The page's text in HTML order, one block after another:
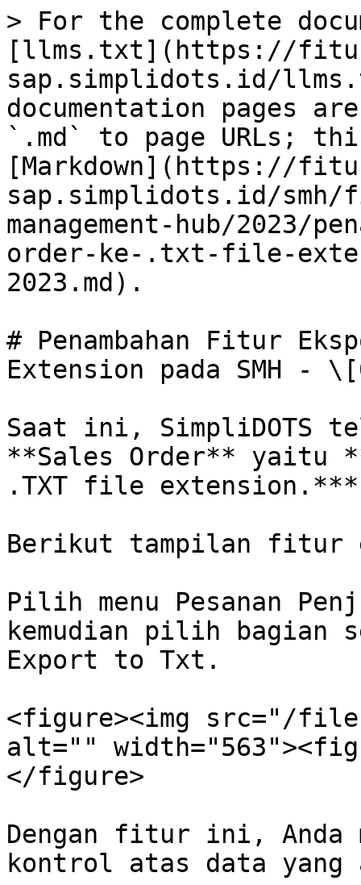
> For the complete
[llms.txt](https://
sap.simplidots.id/
documentation pages
`.md` to page URLs;
[Markdown](https://
sap.simplidots.id/smh/
management-hub/2023/
order-ke-.txt-file-
2023.md).
# Penambahan Fitur
Extension pada SMH -
Saat ini, SimpliDOTS
**Sales Order** yaitu
.TXT file extension.***
Berikut tampilan fitur
Pilih menu Pesanan
kemudian pilih bagian
Export to Txt.
<figure><img src="/files/
alt=""
</figure>
Dengan fitur ini, Anda
kontrol atas data yang